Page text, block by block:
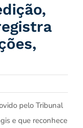
pelo Tribunal
e que reconhece